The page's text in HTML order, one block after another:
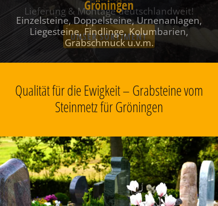
Gröningen
Einzelsteine, Doppelsteine, Urnenanlagen,
Liegesteine, Findlinge, Kolumbarien,
Grabschmuck u.v.m.
Qualität für die Ewigkeit – Grabsteine vom
Steinmetz für Gröningen